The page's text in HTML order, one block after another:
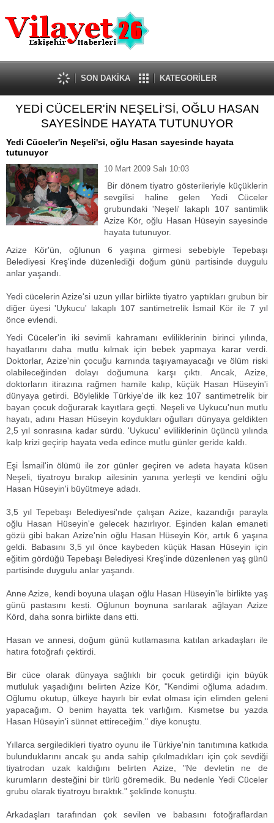
Güncel
Ekonomi
Politika
Eğitim
Spor
Kültür-Sanat
Röportaj
Tanıtım Yazısı
SON DAKİKA KATEGORİLER
YEDİ CÜCELER'İN NEŞELİ'Sİ, OĞLU HASAN
SAYESİNDE HAYATA TUTUNUYOR
Yedi Cüceler'in Neşeli'si, oğlu Hasan sayesinde hayata
tutunuyor
10 Mart 2009 Salı 10:03
Bir dönem tiyatro gösterileriyle küçüklerin
sevgilisi haline gelen Yedi Cüceler
grubundaki 'Neşeli' lakaplı 107 santimlik
Azize Kör, oğlu Hasan Hüseyin sayesinde
hayata tutunuyor.
Azize Kör'ün, oğlunun 6 yaşına girmesi sebebiyle Tepebaşı
Belediyesi Kreş'inde düzenlediği doğum günü partisinde duygulu
anlar yaşandı.
Yedi cücelerin Azize'si uzun yıllar birlikte tiyatro yaptıkları grubun bir
diğer üyesi 'Uykucu' lakaplı 107 santimetrelik İsmail Kör ile 7 yıl
önce evlendi.
Yedi Cüceler'in iki sevimli kahramanı evliliklerinin birinci yılında,
hayatlarını daha mutlu kılmak için bebek yapmaya karar verdi.
Doktorlar, Azize'nin çocuğu karnında taşıyamayacağı ve ölüm riski
olabileceğinden dolayı doğumuna karşı çıktı. Ancak, Azize,
doktorların itirazına rağmen hamile kalıp, küçük Hasan Hüseyin'i
dünyaya getirdi. Böylelikle Türkiye'de ilk kez 107 santimetrelik bir
bayan çocuk doğurarak kayıtlara geçti. Neşeli ve Uykucu'nun mutlu
hayatı, adını Hasan Hüseyin koydukları oğulları dünyaya geldikten
2,5 yıl sonrasına kadar sürdü. 'Uykucu' evliliklerinin üçüncü yılında
kalp krizi geçirip hayata veda edince mutlu günler geride kaldı.
Eşi İsmail'in ölümü ile zor günler geçiren ve adeta hayata küsen
Neşeli, tiyatroyu bırakıp ailesinin yanına yerleşti ve kendini oğlu
Hasan Hüseyin'i büyütmeye adadı.
3,5 yıl Tepebaşı Belediyesi'nde çalışan Azize, kazandığı parayla
oğlu Hasan Hüseyin'e gelecek hazırlıyor. Eşinden kalan emaneti
gözü gibi bakan Azize'nin oğlu Hasan Hüseyin Kör, artık 6 yaşına
geldi. Babasını 3,5 yıl önce kaybeden küçük Hasan Hüseyin için
eğitim gördüğü Tepebaşı Belediyesi Kreş'inde düzenlenen yaş günü
partisinde duygulu anlar yaşandı.
Anne Azize, kendi boyuna ulaşan oğlu Hasan Hüseyin'le birlikte yaş
günü pastasını kesti. Oğlunun boynuna sarılarak ağlayan Azize
Körd, daha sonra birlikte dans etti.
Hasan ve annesi, doğum günü kutlamasına katılan arkadaşları ile
hatıra fotoğrafı çektirdi.
Bir cüce olarak dünyaya sağlıklı bir çocuk getirdiği için büyük
mutluluk yaşadığını belirten Azize Kör, "Kendimi oğluma adadım.
Oğlumu okutup, ülkeye hayırlı bir evlat olması için elimden geleni
yapacağım. O benim hayatta tek varlığım. Kısmetse bu yazda
Hasan Hüseyin'i sünnet ettireceğim." diye konuştu.
Yıllarca sergiledikleri tiyatro oyunu ile Türkiye'nin tanıtımına katkıda
bulunduklarını ancak şu anda sahip çıkılmadıkları için çok sevdiği
tiyatrodan uzak kaldığını belirten Azize, "Ne devletin ne de
kurumların desteğini bir türlü göremedik. Bu nedenle Yedi Cüceler
grubu olarak tiyatroyu bıraktık." şeklinde konuştu.
Arkadaşları tarafından çok sevilen ve babasını fotoğraflardan